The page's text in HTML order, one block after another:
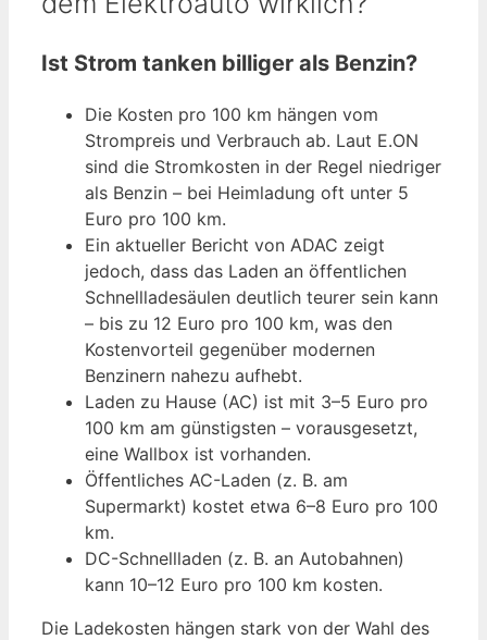
Ist Strom tanken billiger als Benzin?
Die Kosten pro 100 km hängen vom
Strompreis und Verbrauch ab. Laut E.ON
sind die Stromkosten in der Regel niedriger
als Benzin – bei Heimladung oft unter 5
Euro pro 100 km.
Ein aktueller Bericht von ADAC zeigt
jedoch, dass das Laden an öffentlichen
Schnellladesäulen deutlich teurer sein kann
– bis zu 12 Euro pro 100 km, was den
Kostenvorteil gegenüber modernen
Benzinern nahezu aufhebt.
Laden zu Hause (AC) ist mit 3–5 Euro pro
100 km am günstigsten – vorausgesetzt,
eine Wallbox ist vorhanden.
Öffentliches AC-Laden (z. B. am
Supermarkt) kostet etwa 6–8 Euro pro 100
km.
DC-Schnellladen (z. B. an Autobahnen)
kann 10–12 Euro pro 100 km kosten.
Die Ladekosten hängen stark von der Wahl des